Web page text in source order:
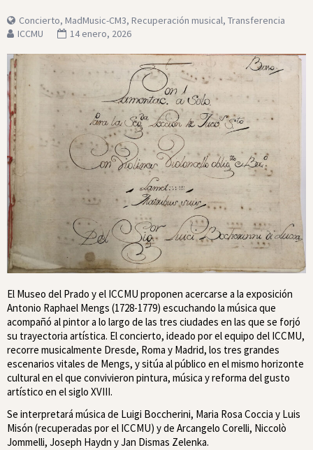
Concierto, MadMusic-CM3, Recuperación musical, Transferencia
ICCMU
14 enero, 2026
El Museo del Prado y el ICCMU proponen acercarse a la exposición
Antonio Raphael Mengs (1728-1779) escuchando la música que
acompañó al pintor a lo largo de las tres ciudades en las que se forjó
su trayectoria artística. El concierto, ideado por el equipo del ICCMU,
recorre musicalmente Dresde, Roma y Madrid, los tres grandes
escenarios vitales de Mengs, y sitúa al público en el mismo horizonte
cultural en el que convivieron pintura, música y reforma del gusto
artístico en el siglo XVIII.
Se interpretará música de Luigi Boccherini, Maria Rosa Coccia y Luis
Misón (recuperadas por el ICCMU) y de Arcangelo Corelli, Niccolò
Jommelli, Joseph Haydn y Jan Dismas Zelenka.